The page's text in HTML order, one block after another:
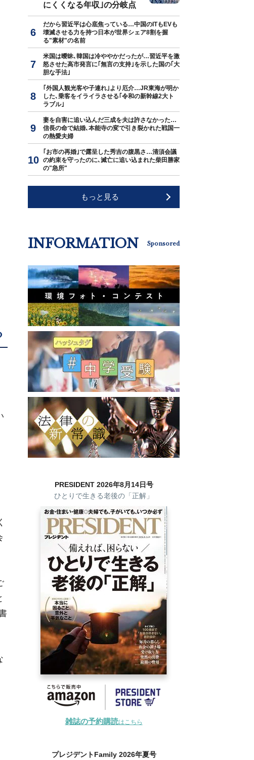
にくくなる年収｣の分岐点
だから習近平は心底焦っている…中国のITもEVも
壊滅させる力を持つ日本が世界シェア8割を握
る"素材"の名前
米国は曖昧､韓国は冷ややかだったが…習近平を激
怒させた高市発言に｢無言の支持｣を示した国の｢大
胆な手法｣
｢外国人観光客や子連れ｣より厄介…JR東海が明か
した､乗客をイライラさせる｢令和の新幹線2大ト
ラブル｣
妻を自害に追い込んだ三成を夫は許さなかった…
信長の命で結婚､本能寺の変で引き裂かれた戦国一
の熱愛夫婦
｢お市の再婚｣で露呈した秀吉の腹黒さ…清須会議
の約束を守ったのに､滅亡に追い込まれた柴田勝家
の"急所"
もっと見る
INFORMATION Sponsored
PRESIDENT 2026年8月14日号
ひとりで生きる老後の「正解」
雑誌の予約購読はこちら
プレジデントFamily 2026年夏号